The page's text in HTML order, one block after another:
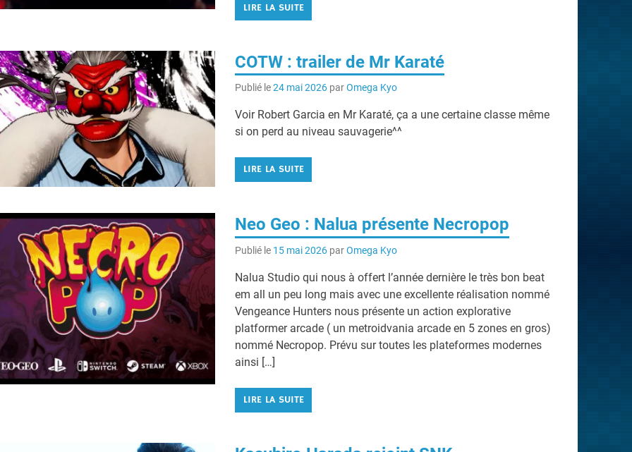
LIRE LA SUITE
COTW : trailer de Mr Karaté
Publié le24 mai 2026 parOmega Kyo
Voir Robert Garcia en Mr Karaté, ça a une certaine classe même
si on perd au niveau sauvagerie^^
LIRE LA SUITE
Neo Geo : Nalua présente Necropop
Publié le 15 mai 2026 parOmega Kyo
Nalua Studio qui nous à offert l’année dernière le très bon beat
em all un peu long mais avec une excellente réalisation nommé
Vengeance Hunters nous présente un action explorative
platformer arcade ( un metroidvania arcade en 5 zones en gros)
nommé Necropop. Prévu sur toutes les plateformes modernes
ainsi […]
LIRE LA SUITE